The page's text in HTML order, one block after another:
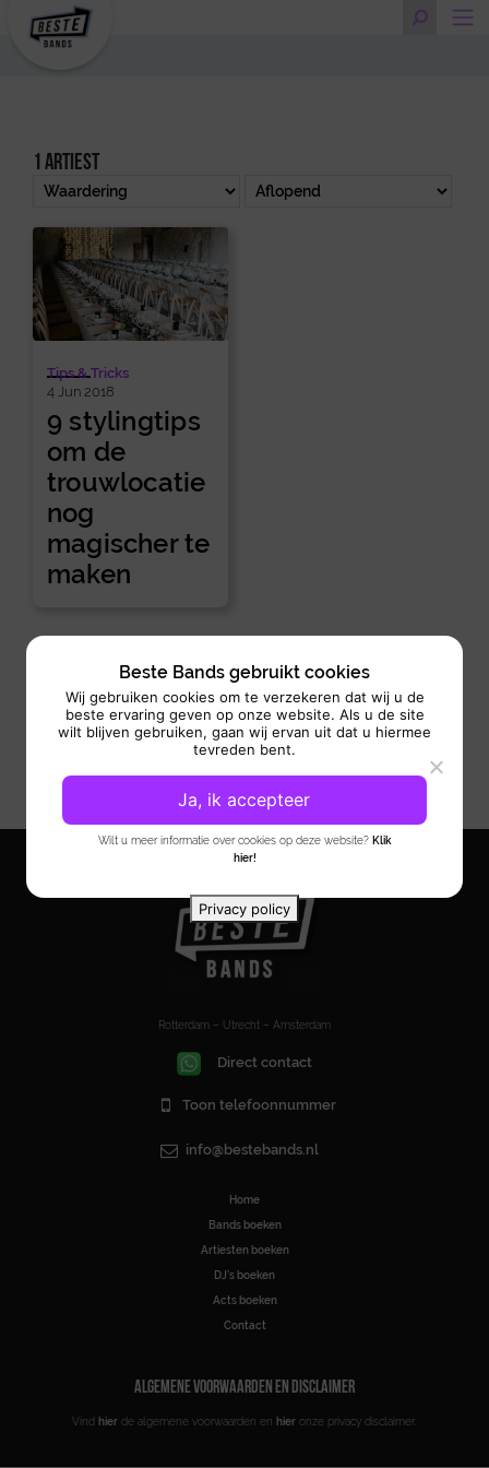
1 artiest
Tips & Tricks
4 Jun 2018
9 stylingtips
om de
trouwlocatie
nog
magischer te
maken
Rotterdam – Utrecht – Amsterdam
Direct contact
Toon telefoonnummer
info@bestebands.nl
Home
Bands boeken
Artiesten boeken
DJ’s boeken
Acts boeken
Contact
ALGEMENE VOORWAARDEN EN DISCLAIMER
Vind hier de algemene voorwaarden en hier onze privacy disclaimer.
Beste Bands gebruikt cookies
Wij gebruiken cookies om te verzekeren dat wij u de
beste ervaring geven op onze website. Als u de site
wilt blijven gebruiken, gaan wij ervan uit dat u hiermee
tevreden bent.
Wilt u meer informatie over cookies op deze website? Klik
hier!
Ja, ik accepteer
Privacy policy